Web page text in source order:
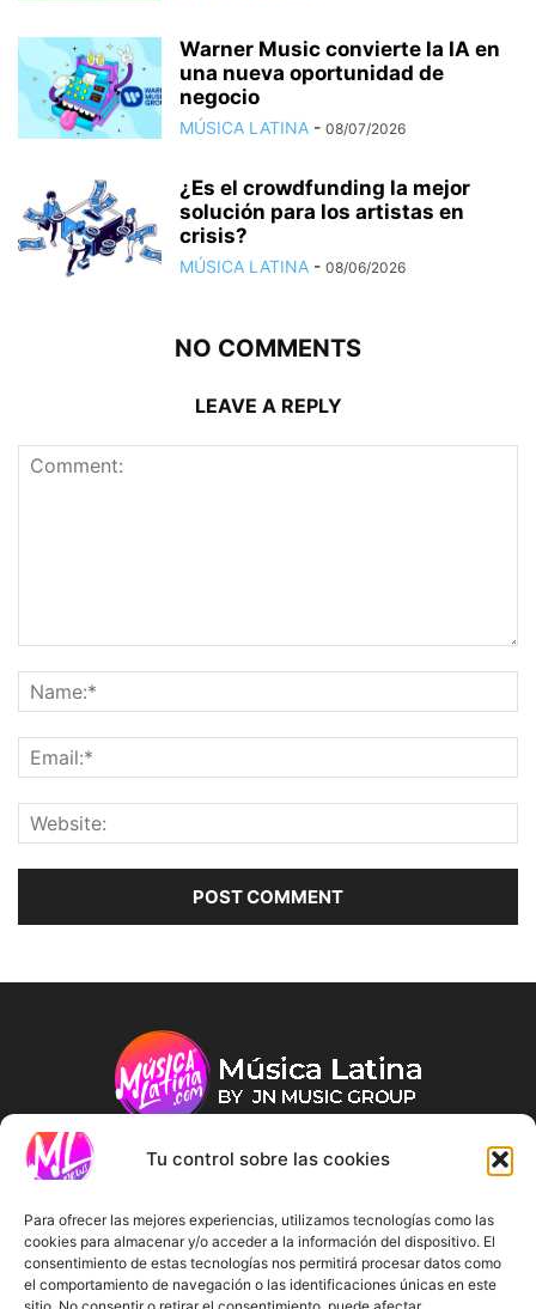
Tu control sobre las cookies
Para ofrecer las mejores experiencias, utilizamos tecnologías como las
cookies para almacenar y/o acceder a la información del dispositivo. El
consentimiento de estas tecnologías nos permitirá procesar datos como
el comportamiento de navegación o las identificaciones únicas en este
Warner Music convierte la IA en
una nueva oportunidad de
negocio
MÚSICA LATINA - 08/07/2026
¿Es el crowdfunding la mejor
solución para los artistas en
crisis?
MÚSICA LATINA - 08/06/2026
NO COMMENTS
LEAVE A REPLY
FOLLOW US